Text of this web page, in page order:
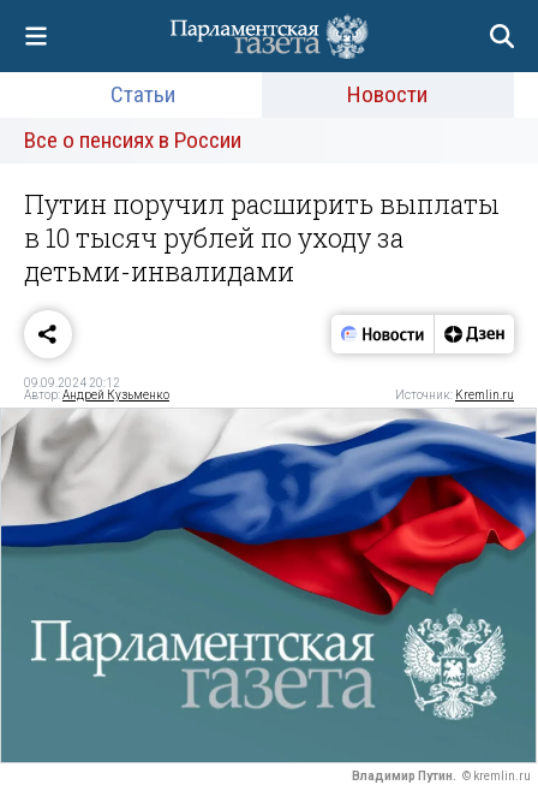
Статьи
Новости
Все о пенсиях в России
Путин поручил расширить выплаты
в 10 тысяч рублей по уходу за
детьми-инвалидами
09.09.2024 20:12
Автор:Андрей Кузьменко Источник: Kremlin.ru
Владимир Путин. © kremlin.ru